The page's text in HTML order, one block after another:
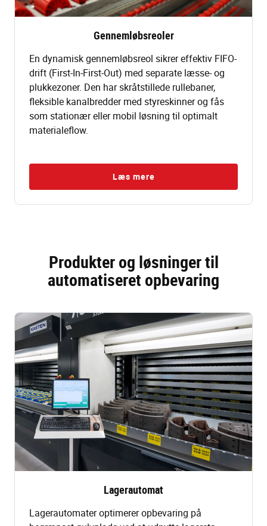
Gennemløbsreoler
En dynamisk gennemløbsreol sikrer effektiv FIFO-
drift (First-In-First-Out) med separate læsse- og
plukkezoner. Den har skråtstillede rullebaner,
fleksible kanalbredder med styreskinner og fås
som stationær eller mobil løsning til optimalt
materialeflow.
Læs mere
Produkter og løsninger til
automatiseret opbevaring
Lagerautomat
Lagerautomater optimerer opbevaring på